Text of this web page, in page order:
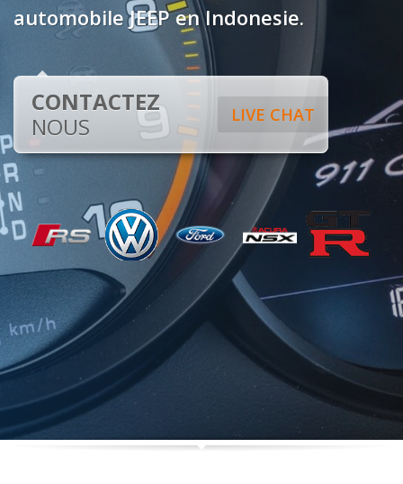
automobile JEEP en Indonesie.
LIVE CHAT
CONTACTEZ
NOUS